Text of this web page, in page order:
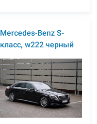
Mercedes-Benz S-
класс, w222 черный